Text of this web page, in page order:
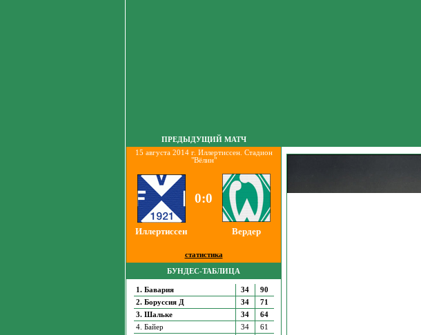
ПРЕДЫДУЩИЙ МАТЧ
15 августа 2014 г. Иллертиссен. Стадион
"Вёлин"
0:0
Иллертиссен Вердер
статистика
БУНДЕС-ТАБЛИЦА
1. Бавария 34
90
2. Боруссия Д
34
71
3. Шальке
34
64
4. Байер
34
61